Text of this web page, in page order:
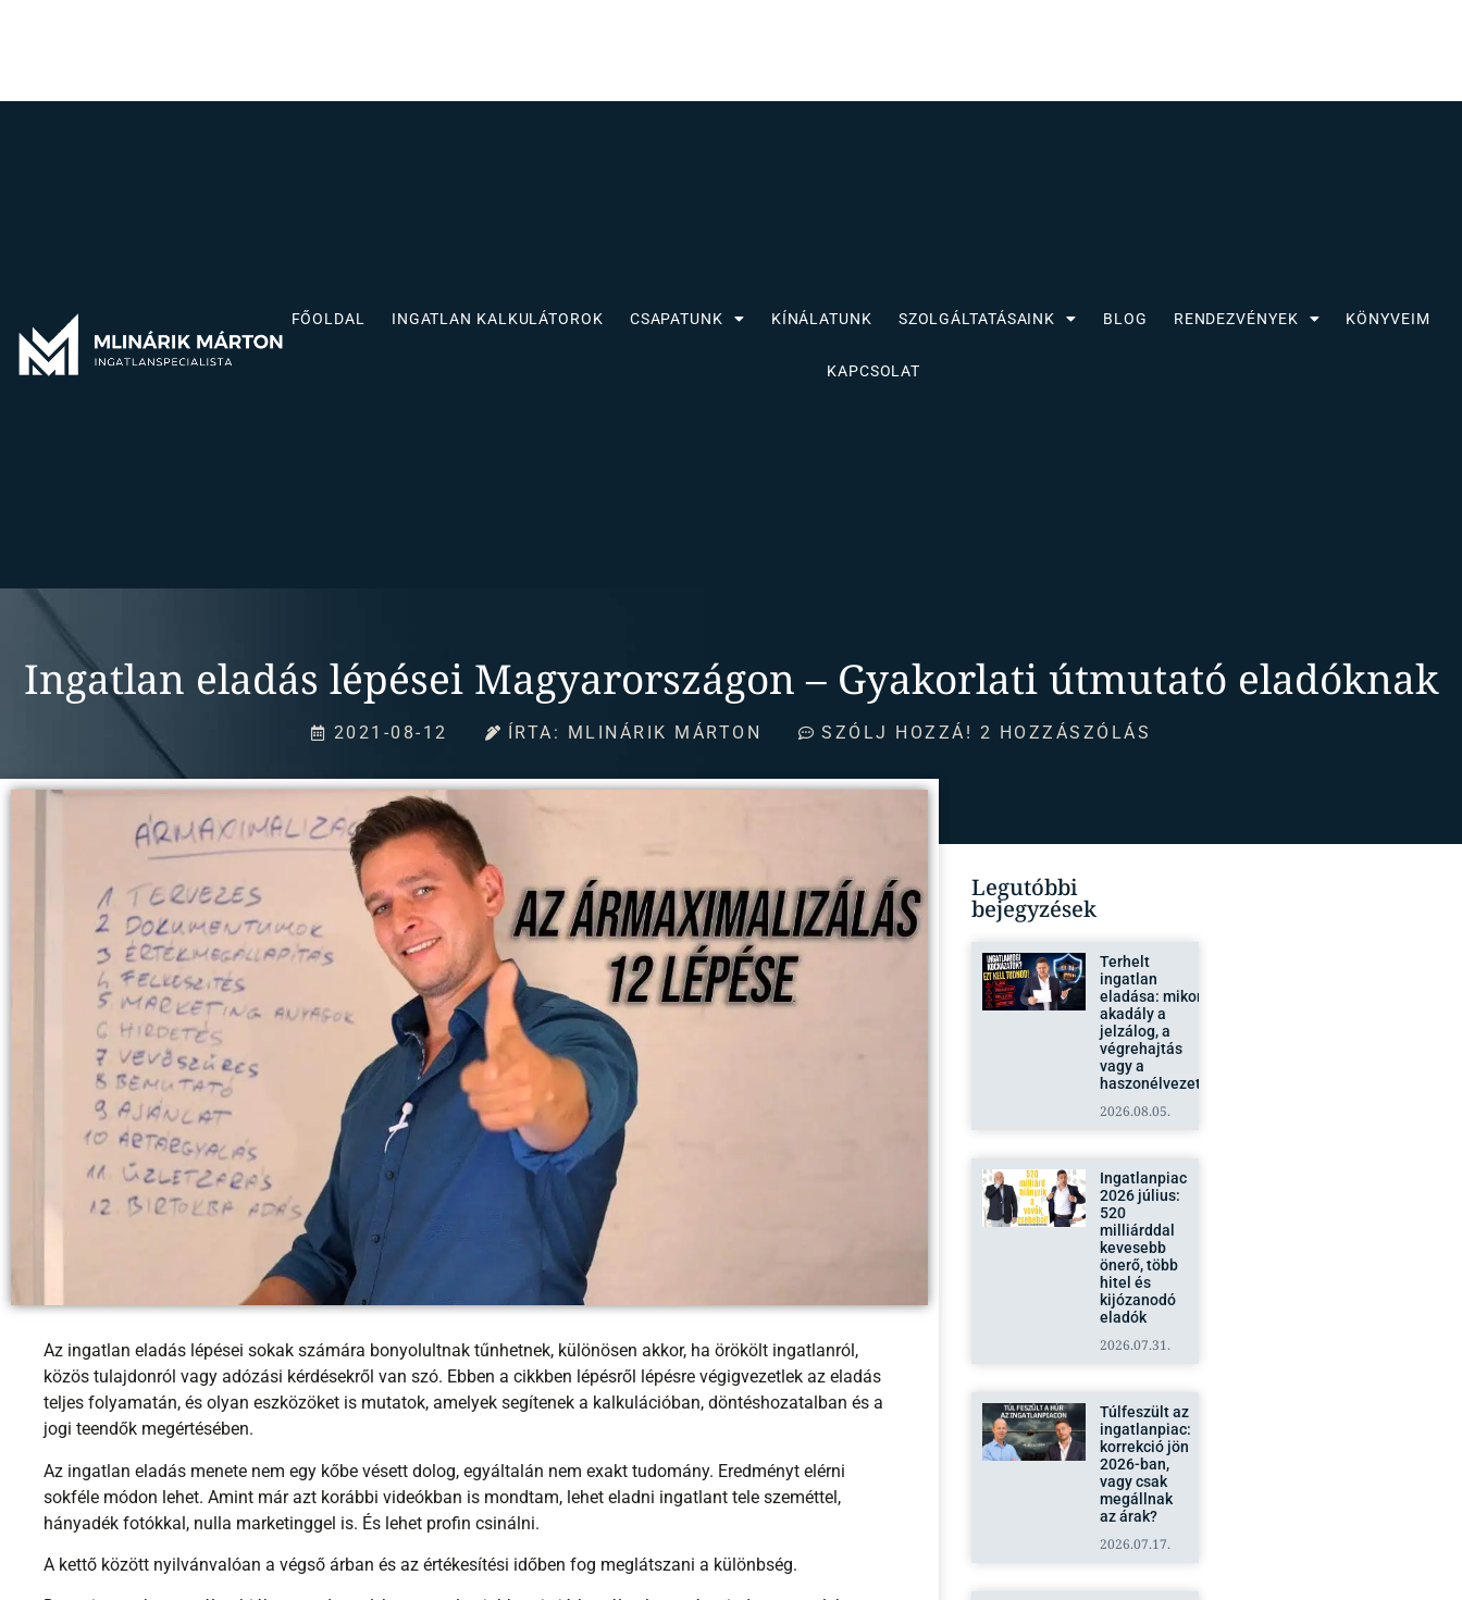
KAPCSOLAT
Ingatlan eladás lépései Magyarországon – Gyakorlati útmutató eladóknak
2021-08-12 ÍRTA:MLINÁRIK MÁRTON SZÓLJ HOZZÁ!
közös tulajdonról vagy adózási kérdésekről van szó. Ebben a cikkben lépésről lépésre végigvezetlek az eladás
teljes folyamatán, és olyan eszközöket is mutatok, amelyek segítenek a kalkulációban, döntéshozatalban és a
jogi teendők megértésében.
Az ingatlan eladás menete nem egy kőbe vésett dolog, egyáltalán nem exakt tudomány. Eredményt elérni
sokféle módon lehet. Amint már azt korábbi videókban is mondtam, lehet eladni ingatlant tele szeméttel,
hányadék fotókkal, nulla marketinggel is. És lehet profin csinálni.
A kettő között nyilvánvalóan a végső árban és az értékesítési időben fog meglátszani a különbség.
De a vicc az, hogy utólag hiába mondom el, hogy esetleg jobban is járhattál volna, már mindegy, nem lehet
bejegyzések
ingatlan
eladása: mikor
akadály a
jelzálog, a
végrehajtás
vagy a
haszonélvezet?
2026.08.05.
2026 július:
520
milliárddal
kevesebb
önerő, több
hitel és
kijózanodó
eladók
2026.07.31.
ingatlanpiac:
korrekció jön
2026-ban,
vagy csak
megállnak
az árak?
2026.07.17.